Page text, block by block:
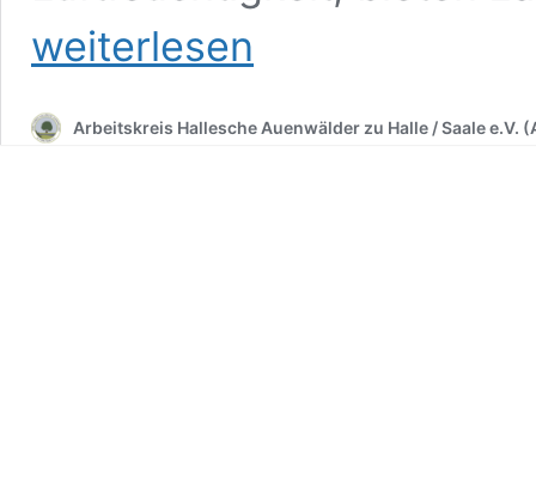
weiterlesen
Arbeitskreis Hallesche Auenwälder zu Halle / Saale e.V.